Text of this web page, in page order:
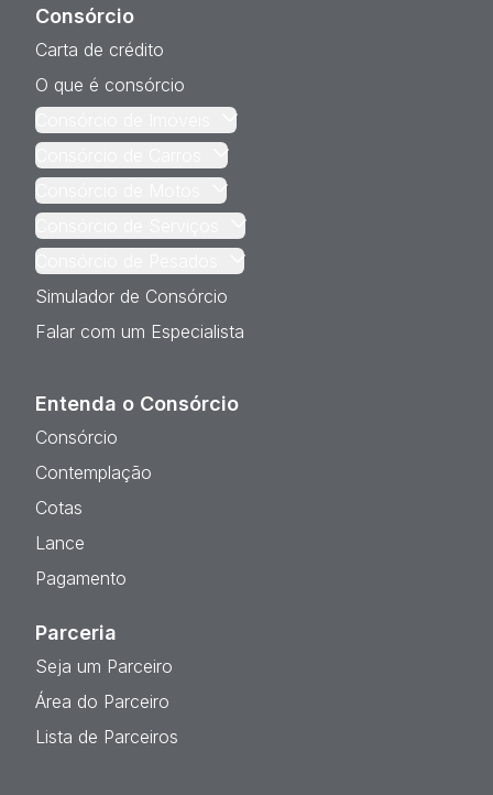
Consórcio
Carta de crédito
O que é consórcio
Consórcio de Imóveis
Consórcio de Carros
Consórcio de Motos
Consórcio de Serviços
Consórcio de Pesados
Simulador de Consórcio
Falar com um Especialista
Entenda o Consórcio
Consórcio
Contemplação
Cotas
Lance
Pagamento
Parceria
Seja um Parceiro
Área do Parceiro
Lista de Parceiros